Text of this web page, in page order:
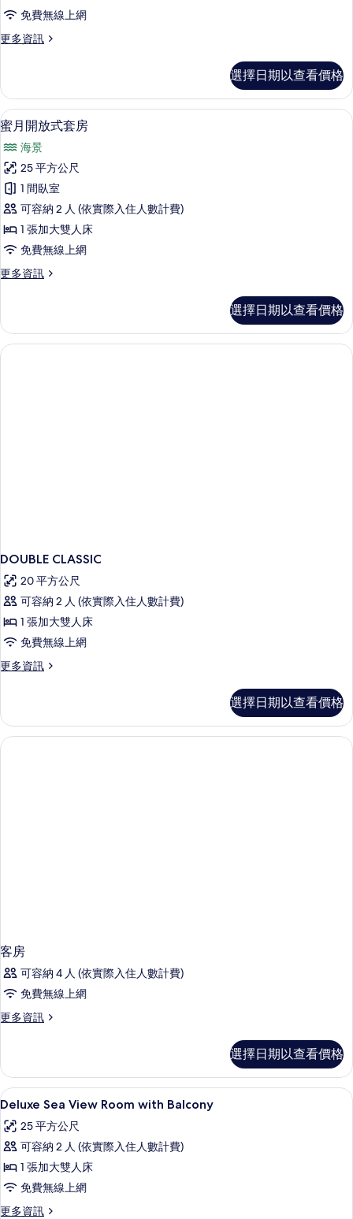
相
片
床
詳
房
的
有
相
片
免費無線上網
更多資訊
更
客
房
的
情
選擇日期以查看價格
顯
示
蜜
月
開
放
式
套
房
所
有
4
蜜月開放式套房
海景
25 平方公尺
1 間臥室
可容納 2 人 (依實際入住人數計費)
1 張加大雙人床
免費無線上網
更多資訊
更
開
放
式
選擇日期以查看價格
DOUBLE CLASSIC
20 平方公尺
可容納 2 人 (依實際入住人數計費)
1 張加大雙人床
免費無線上網
更多資訊
更
的
詳
情
選擇日期以查看價格
客房
可容納 4 人 (依實際入住人數計費)
免費無線上網
更多資訊
更
的
詳
情
選擇日期以查看價格
顯
示
Deluxe
Sea
View
Room
with
迷你吧、客房內保險箱、免費無線上
5
Deluxe Sea View Room with Balcony
25 平方公尺
可容納 2 人 (依實際入住人數計費)
1 張加大雙人床
免費無線上網
更多資訊
更